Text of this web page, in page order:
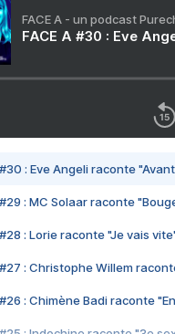
FACE A - un podcast
FACE A #30 : Eve
#30 : Eve Angeli raconte
#29 : MC Solaar raconte
#28 : Lorie raconte "Je vais
#27 : Christophe Willem
#26 : Chimène Badi raconte